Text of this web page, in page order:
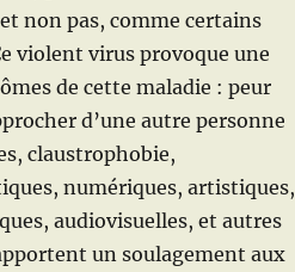
non pas, comme certains
violent virus provoque une
de cette maladie : peur
d’une autre personne
claustrophobie,
numériques, artistiques,
audiovisuelles, et autres
un soulagement aux